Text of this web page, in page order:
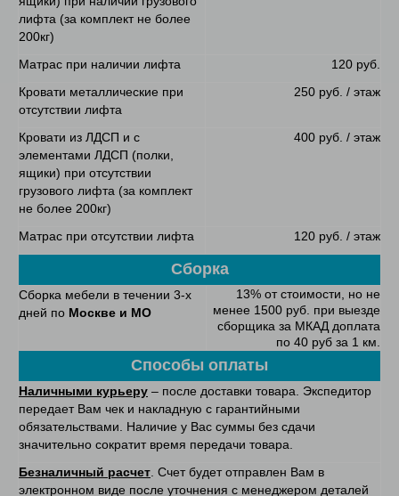
лифта (за комплект не более
200кг)
Матрас при наличии лифта
120 руб.
Кровати металлические при
отсутствии лифта
250 руб. / этаж
Кровати из ЛДСП и с
элементами ЛДСП (полки,
ящики) при отсутствии
грузового лифта (за комплект
не более 200кг)
400 руб. / этаж
Матрас при отсутствии лифта 120 руб. / этаж
Сборка
Сборка мебели в течении 3-х
дней по Москве и МО
13% от стоимости, но не
менее 1500 руб. при выезде
сборщика за МКАД доплата
по 40 руб за 1 км.
Способы оплаты
Наличными курьеру – после доставки товара. Экспедитор
передает Вам чек и накладную с гарантийными
обязательствами. Наличие у Вас суммы без сдачи
значительно сократит время передачи товара.
Безналичный расчет . Счет будет отправлен Вам в
электронном виде после уточнения с менеджером деталей